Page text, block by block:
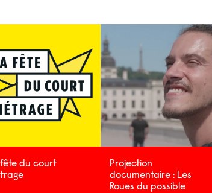
fête du court
Projection
documentaire : Les
Roues du possible